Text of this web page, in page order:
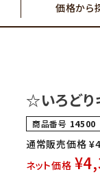
辛味調味料・塩
価格から
7,000円
辛味調味料・塩
☆いろどり
商品番号 14500
通常販売価格 ¥
ネット価格 ¥